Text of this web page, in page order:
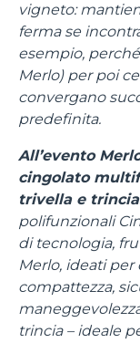
vigneto:
ferma se
esempio,
Merlo) per poi
convergano
predefinita.
All’evento
cingolato
trivella e
polifunzionali
di tecnologia,
Merlo, ideati per
compattezza,
trincia – ideale